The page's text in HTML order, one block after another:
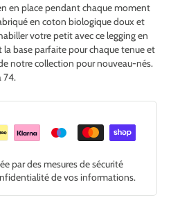
en place pendant chaque moment
en coton biologique doux et
votre petit avec ce legging en
base parfaite pour chaque tenue et
notre collection pour nouveau-nés.
74.
par des mesures de sécurité
de vos informations.